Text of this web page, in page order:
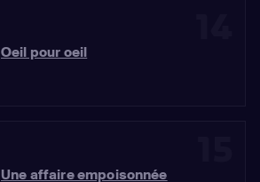
Oeil pour oeil
Une affaire empoisonnée